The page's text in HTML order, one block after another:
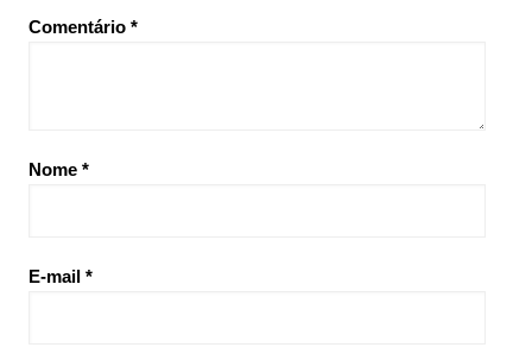
Comentário *
Nome *
E-mail *